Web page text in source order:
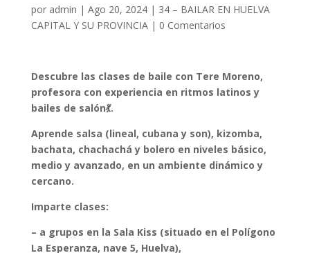
por admin | Ago 20, 2024| 34 – BAILAR EN HUELVA
CAPITAL Y SU PROVINCIA| 0 Comentarios
Descubre las clases de baile con Tere Moreno,
profesora con experiencia en ritmos latinos y
bailes de salón💃.
Aprende salsa (lineal, cubana y son), kizomba,
bachata, chachachá y bolero en niveles básico,
medio y avanzado, en un ambiente dinámico y
cercano.
Imparte clases:
– a grupos en la Sala Kiss (situado en el Polígono
La Esperanza, nave 5, Huelva),